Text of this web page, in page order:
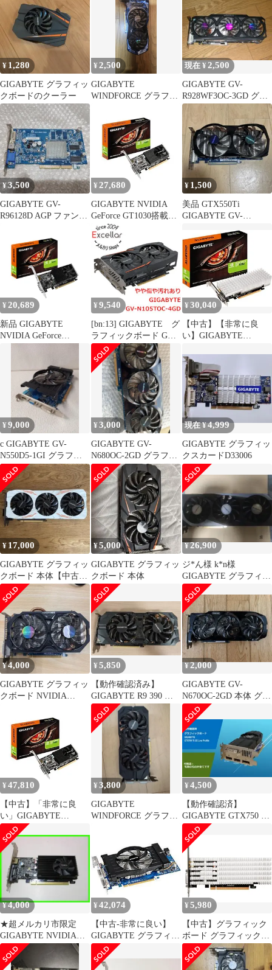
¥ 1,280
GIGABYTE グラフィッ
クボードのクーラー
¥ 2,500
GIGABYTE
WINDFORCE グラフィ
現在 ¥ 2,500
GIGABYTE GV-
R928WF3OC-3GD グラ
フィックボード 本体
¥3,500
GIGABYTE GV-
R96128D AGP ファンレ
¥ 27,680
GIGABYTE NVIDIA
GeForce GT1030搭載グ
ラフィックボード
GDDR5 2GB GV-
N1030D5-2GL
¥ 1,500
美品 GTX550Ti
GIGABYTE GV-
¥ 20,689
新品 GIGABYTE
NVIDIA GeForce
搭載モデル【国内正規
代理店品】GV-
N1030D4-2GL
¥ 9,540
[bn:13] GIGABYTE グ
ラフィックボード GV-
N105TOC-4GD
PCIExp 4GB
¥30,040
【中古】【非常に良
い】GIGABYTE
GT1030搭載グラフィッ
クボード GDDR5 2GB
【国内正規代理店品】
GV-N1030SL-2GL
¥9,000
c GIGABYTE GV-
N550D5-1GI グラフィ
ックボード
¥3,000
GIGABYTE GV-
N680OC-2GD グラフィ
ックボード 本体
現在 ¥ 4,999
GIGABYTE グラフィッ
クスカードD33006
¥ 17,000
GIGABYTE グラフィッ
クボード 本体【中古
品】
¥5,000
GIGABYTE グラフィッ
クボード 本体
¥26,900
ジ*ん様 k*n様
GIGABYTE グラフィッ
クボード 本体
¥4,000
GIGABYTE グラフィッ
クボード NVIDIA
¥5,850
【動作確認済み】
GIGABYTE R9 390 グ
ラフィックボード本体
¥2,000
GIGABYTE GV-
N670OC-2GD 本体 グラ
フィックボード
¥ 47,810
【中古】「非常に良
い」GIGABYTE
NVIDIA GeForce
GT1030搭載グラフィッ
クボード GDDR5 2GB
（国内） GV-N1030D5-
2GL
¥3,800
GIGABYTE
WINDFORCE グラフィ
¥4,500
【動作確認済】
GIGABYTE GTX750 Ti
2G LP グラボ/#37E
¥4,000
★超メルカリ市限定
GIGABYTE NVIDIA
1030 グラフィックボー
ド
¥ 42,074
【中古-非常に良い】
GIGABYTE グラフィッ
クボード nVIDIA
GeForce GTX550Ti 1GB
¥5,980
【中古】グラフィック
ボード グラフィックボ
ード GIGABYTE GT
1030 Silent Low Profile